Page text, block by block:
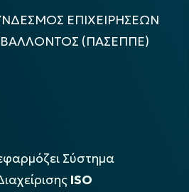
ΕΠΙΧΕΙΡΗΣΕΩΝ
(ΠΑΣΕΠΠΕ)
Σύστημα
ISO